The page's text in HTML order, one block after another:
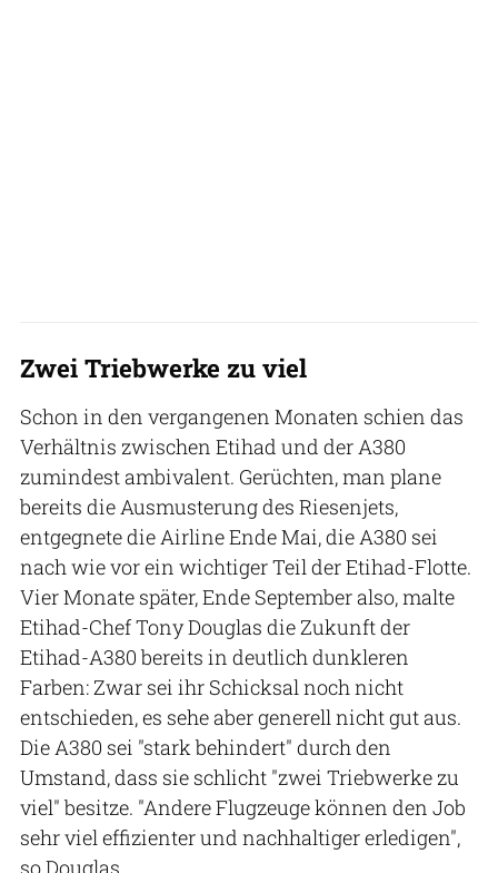
Zwei Triebwerke zu viel
Schon in den vergangenen Monaten schien das
Verhältnis zwischen Etihad und der A380
zumindest ambivalent. Gerüchten, man plane
bereits die Ausmusterung des Riesenjets,
entgegnete die Airline Ende Mai, die A380 sei
nach wie vor ein wichtiger Teil der Etihad-Flotte.
Vier Monate später, Ende September also, malte
Etihad-Chef Tony Douglas die Zukunft der
Etihad-A380 bereits in deutlich dunkleren
Farben: Zwar sei ihr Schicksal noch nicht
entschieden, es sehe aber generell nicht gut aus.
Die A380 sei "stark behindert" durch den
Umstand, dass sie schlicht "zwei Triebwerke zu
viel" besitze. "Andere Flugzeuge können den Job
sehr viel effizienter und nachhaltiger erledigen",
so Douglas.